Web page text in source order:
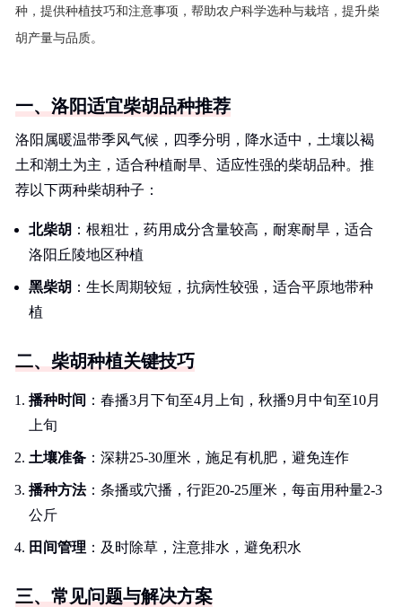
种，提供种植技巧和注意事项，帮助农户科学选种与栽培，提升柴
胡产量与品质。
一、洛阳适宜柴胡品种推荐
洛阳属暖温带季风气候，四季分明，降水适中，土壤以褐
土和潮土为主，适合种植耐旱、适应性强的柴胡品种。推
荐以下两种柴胡种子：
北柴胡 ：根粗壮，药用成分含量较高，耐寒耐旱，适合
洛阳丘陵地区种植
黑柴胡 ：生长周期较短，抗病性较强，适合平原地带种
植
二、柴胡种植关键技巧
播种时间 ：春播3月下旬至4月上旬，秋播9月中旬至10月
上旬
土壤准备 ：深耕25-30厘米，施足有机肥，避免连作
播种方法：条播或穴播，行距20-25厘米，每亩用种量2-3
公斤
田间管理 ：及时除草，注意排水，避免积水
三、常见问题与解决方案